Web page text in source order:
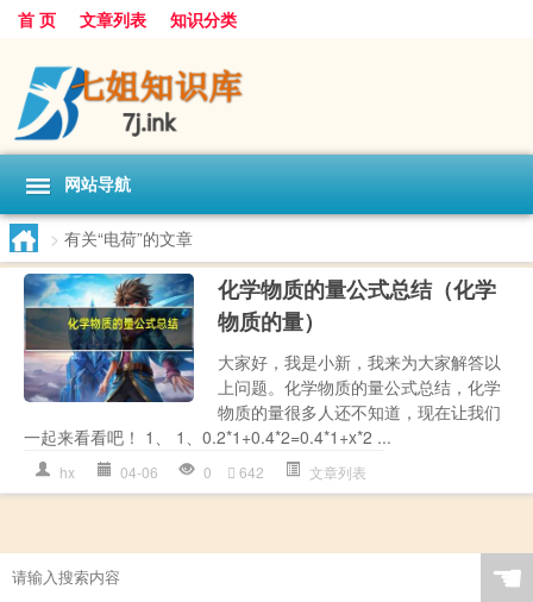
首 页 文章列表 知识分类
网站导航
> 有关“电荷”的文章
化学物质的量公式总结（化学
物质的量）
大家好，我是小新，我来为大家解答以
上问题。化学物质的量公式总结，化学
物质的量很多人还不知道，现在让我们
一起来看看吧！ 1、 1、0.2*1+0.4*2=0.4*1+x*2 ...
hx 04-06 0 642 文章列表
☚